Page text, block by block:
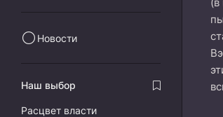
Новости
Наш выбор
Расцвет власти